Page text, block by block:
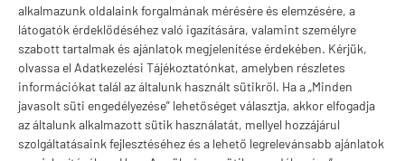
alkalmazunk oldalaink forgalmának mérésére és elemzésére, a
látogatók érdeklődéséhez való igazítására, valamint személyre
szabott tartalmak és ajánlatok megjelenítése érdekében. Kérjük,
olvassa el Adatkezelési Tájékoztatónkat, amelyben részletes
információkat talál az általunk használt sütikről. Ha a „Minden
javasolt süti engedélyezése” lehetőséget választja, akkor elfogadja
az általunk alkalmazott sütik használatát, mellyel hozzájárul
szolgáltatásaink fejlesztéséhez és a lehető legrelevánsabb ajánlatok
Márkák
Valuta választás